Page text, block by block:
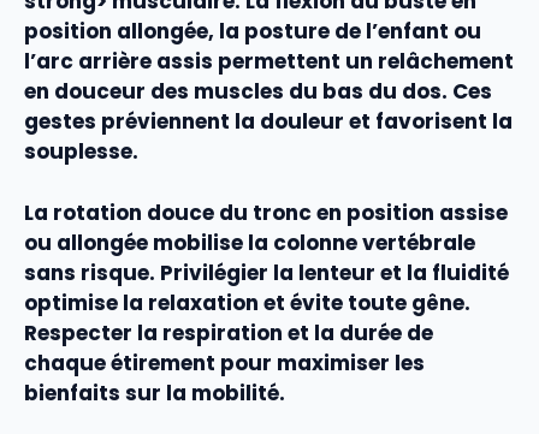
position allongée, la posture de l’enfant ou
l’arc arrière assis permettent un relâchement
en douceur des muscles du bas du dos. Ces
gestes préviennent la douleur et favorisent la
souplesse.
La rotation douce du tronc en position assise
ou allongée mobilise la colonne vertébrale
sans risque. Privilégier la lenteur et la fluidité
optimise la relaxation et évite toute gêne.
Respecter la respiration et la durée de
chaqueétirement pour maximiser les
bienfaits sur la mobilité.